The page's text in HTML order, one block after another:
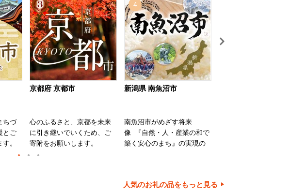
ちづ
とご
。
京都府 京都市
心のふるさと、京都を未来
に引き継いでいくため、ご
寄附をお願いします。
4
新潟県 南魚沼市
南魚沼市がめざす将来
像 『自然・人・産業の和で
築く安心のまち』の実現の
す。
人気のお礼の品をもっと見る